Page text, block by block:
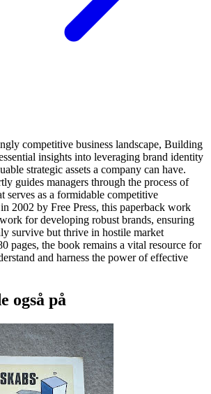
competitive business landscape, Building
insights into leveraging brand identity
strategic assets a company can have.
guides managers through the process of
serves as a formidable competitive
2002 by Free Press, this paperback work
for developing robust brands, ensuring
survive but thrive in hostile market
pages, the book remains a vital resource for
and harness the power of effective
også på